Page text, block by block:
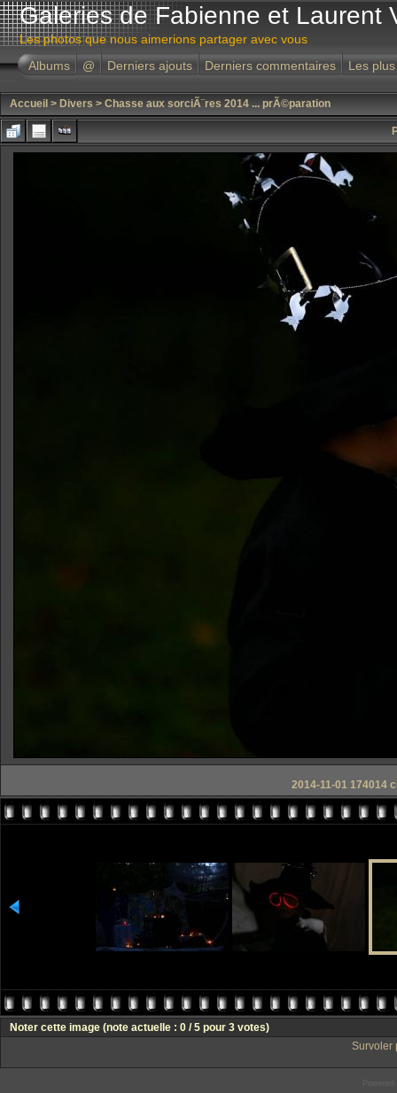
Galeries de Fabienne et Laurent
Les photos que nous aimerions partager avec vous
Albums
@ Derniers ajouts Derniers commentaires Les
Accueil > Divers > Chasse aux sorciÃ¨res 2014 ... prÃ©paration
2014-11-01 174014
Noter cette image (note actuelle : 0 / 5 pour 3 votes)
Survoler